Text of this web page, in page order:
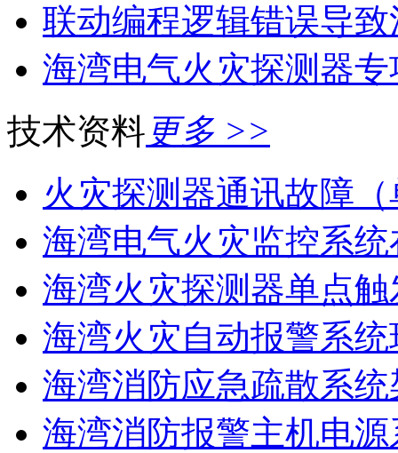
联动编程逻辑错误导致
海湾电气火灾探测器
技术资料 更多 >>
火灾探测器通讯故障
海湾电气火灾监控系统
海湾火灾探测器单点
海湾火灾自动报警系统
海湾消防应急疏散系统
海湾消防报警主机电源